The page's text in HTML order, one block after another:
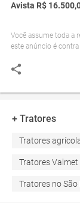
Avista R$
Você assume toda a
este anúncio é
+ Tratores
Tratores
Tratores Valmet
Tratores no São